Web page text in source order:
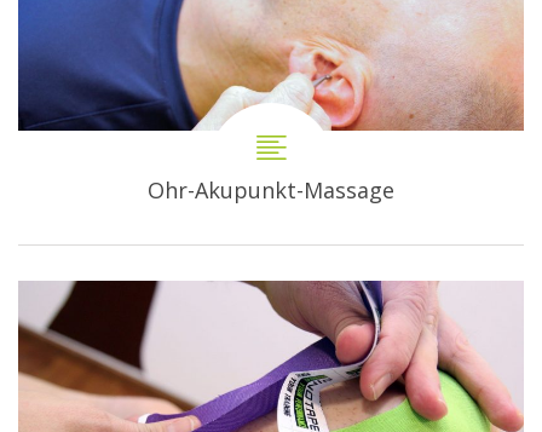
Ohr-Akupunkt-Massage